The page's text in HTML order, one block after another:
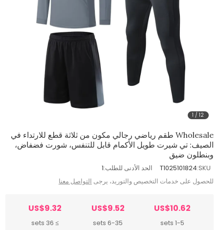
1 /12
Wholesale طقم رياضي رجالي مكون من ثلاثة قطع للارتداء في
الصيف: تي شيرت طويل الأكمام قابل للتنفس، شورت فضفاض،
وبنطلون ضيق
SKU:
T1025101824 الحد الأدنى للطلب:1
للحصول على خدمات التخصيص والتوريد، يرجى التواصل معنا
US$10.62
1-5 sets
US$9.52
6-35 sets
US$9.32
≥ 36 sets